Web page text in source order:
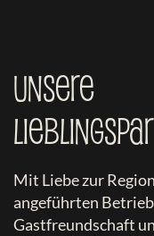
Unsere
Mit Liebe zur
angeführten
Gastfreundschaft